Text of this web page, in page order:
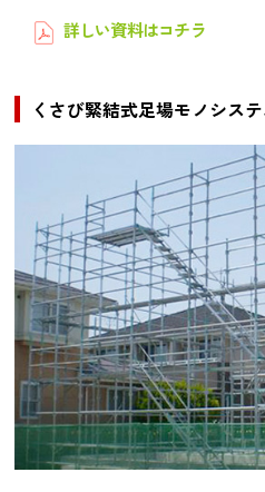
詳しい資料はコチラ
くさび緊結式足場モノシス